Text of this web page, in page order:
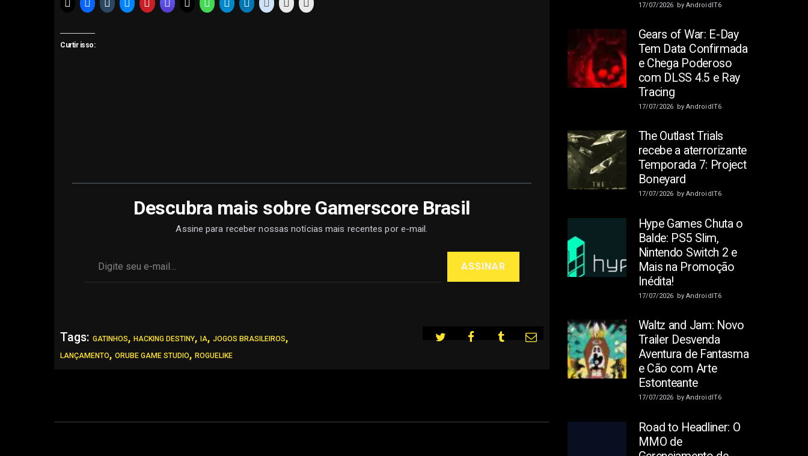
Curtir isso:
Descubra mais sobre Gamerscore Brasil
Assine para receber nossas notícias mais recentes por e-mail.
ASSINAR
Tags: GATINHOS, HACKING DESTINY, IA, JOGOS BRASILEIROS,
LANÇAMENTO, ORUBE GAME STUDIO, ROGUELIKE
17/07/2026 by AndroidIT6
Gears of War: E-Day
Tem Data Confirmada
e Chega Poderoso
com DLSS 4.5 e Ray
Tracing
17/07/2026 by AndroidIT6
The Outlast Trials
recebe a aterrorizante
Temporada 7: Project
Boneyard
17/07/2026 by AndroidIT6
Hype Games Chuta o
Balde: PS5 Slim,
Nintendo Switch 2 e
Mais na Promoção
Inédita!
17/07/2026 by AndroidIT6
Waltz and Jam: Novo
Trailer Desvenda
Aventura de Fantasma
e Cão com Arte
Estonteante
17/07/2026 by AndroidIT6
Road to Headliner: O
MMO de